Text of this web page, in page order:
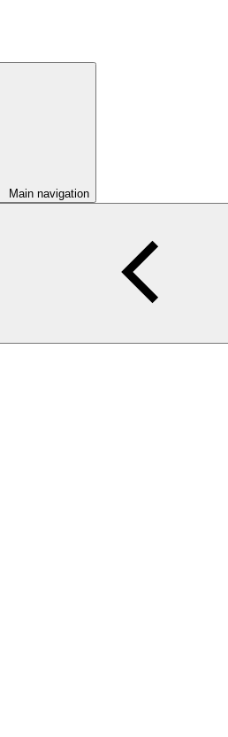
Main navigation